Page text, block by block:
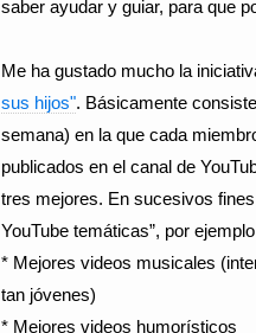
saber ayudar y guiar, para que
Me ha gustado mucho la
sus hijos". Básicamente
semana) en la que cada
publicados en el canal de
tres mejores. En sucesivos
YouTube temáticas”, por
* Mejores videos musicales
tan jóvenes)
* Mejores videos humorísticos